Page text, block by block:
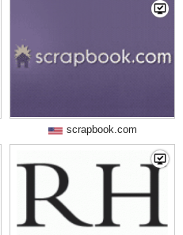
scrapbook.com